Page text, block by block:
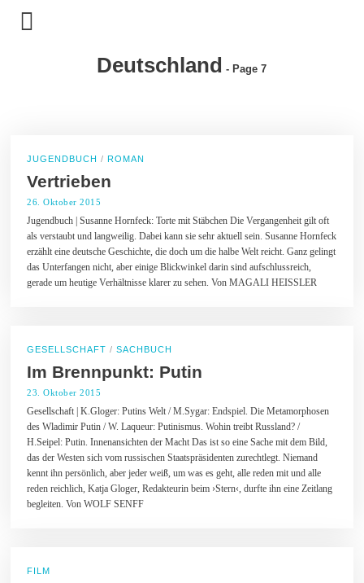
Deutschland - Page 7
JUGENDBUCH / ROMAN
Vertrieben
26. Oktober 2015
.
A
u
g
s
7
Jugendbuch | Susanne Hornfeck: Torte mit Stäbchen Die Vergangenheit gilt oft
als verstaubt und langweilig. Dabei kann sie sehr aktuell sein. Susanne Hornfeck
erzählt eine deutsche Geschichte, die doch um die halbe Welt reicht. Ganz gelingt
das Unterfangen nicht, aber einige Blickwinkel darin sind aufschlussreich,
gerade um heutige Verhältnisse klarer zu sehen. Von MAGALI HEISSLER
GESELLSCHAFT / SACHBUCH
Im Brennpunkt: Putin
23. Oktober 2015
.
O
k
b
e
r
Gesellschaft | K.Gloger: Putins Welt / M.Sygar: Endspiel. Die Metamorphosen
des Wladimir Putin / W. Laqueur: Putinismus. Wohin treibt Russland? /
H.Seipel: Putin. Innenansichten der Macht Das ist so eine Sache mit dem Bild,
das der Westen sich vom russischen Staatspräsidenten zurechtlegt. Niemand
kennt ihn persönlich, aber jeder weiß, um was es geht, alle reden mit und alle
reden reichlich, Katja Gloger, Redakteurin beim ›Stern‹, durfte ihn eine Zeitlang
begleiten. Von WOLF SENFF
FILM